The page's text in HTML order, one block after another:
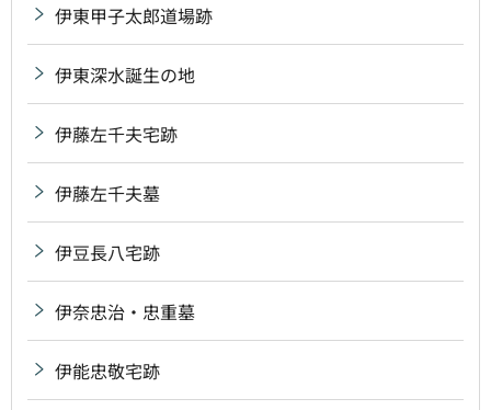
伊東甲子太郎道場跡
伊東深水誕生の地
伊藤左千夫宅跡
伊藤左千夫墓
伊豆長八宅跡
伊奈忠治・忠重墓
伊能忠敬宅跡